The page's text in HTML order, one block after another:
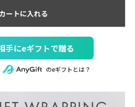
カートに入れる
手にeギフトで贈る
のeギフトとは？